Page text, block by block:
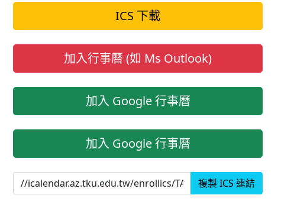
ICS 下載
加入行事曆 (如 Ms Outlook)
加入 Google 行事曆
加入 Google 行事曆
複製 ICS 連結